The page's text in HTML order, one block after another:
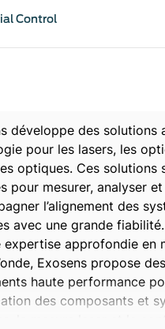
Control
développe des solutions
pour les lasers, les
optiques. Ces solutions
pour mesurer, analyser et
l’alignement des
avec une grande fiabilité.
expertise approfondie en
Exosens propose des
haute performance
des composants et